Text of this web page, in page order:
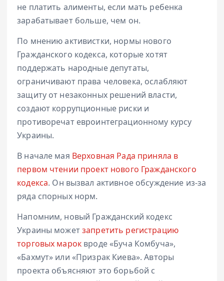
не платить алименты, если мать ребенка
зарабатывает больше, чем он.
По мнению активистки, нормы нового
Гражданского кодекса, которые хотят
поддержать народные депутаты,
ограничивают права человека, ослабляют
защиту от незаконных решений власти,
создают коррупционные риски и
противоречат евроинтеграционному курсу
Украины.
В начале мая Верховная Рада приняла в
первом чтении проект нового Гражданского
кодекса. Он вызвал активное обсуждение из-за
ряда спорных норм.
Напомним, новый Гражданский кодекс
Украины можетзапретить регистрацию
торговых марок вроде «Буча Комбуча»,
«Бахмут» или «Призрак Киева». Авторы
проекта объясняют это борьбой с